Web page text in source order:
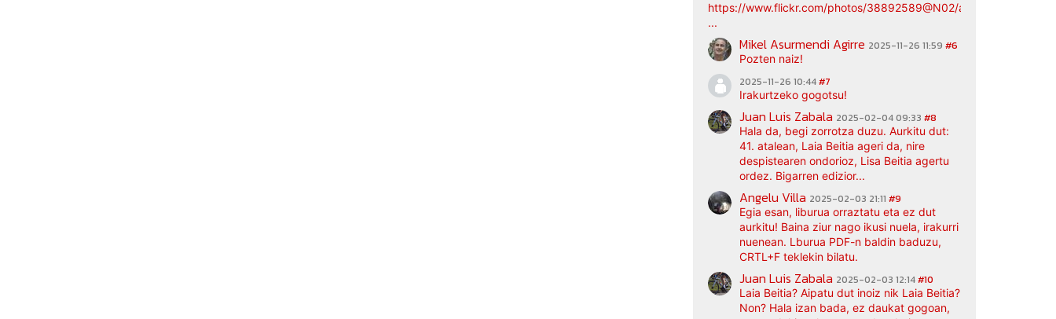
https://www.flickr.com/photos/38892589@N02/albums/
...
Mikel Asurmendi Agirre 2025-11-26 11:59 #6
Pozten naiz!
2025-11-26 10:44#7
Irakurtzeko gogotsu!
Juan Luis Zabala 2025-02-04 09:33 #8
Hala da, begi zorrotza duzu. Aurkitu dut:
41. atalean, Laia Beitia ageri da, nire
despistearen ondorioz, Lisa Beitia agertu
ordez. Bigarren edizior...
Angelu Villa 2025-02-03 21:11 #9
Egia esan, liburua orraztatu eta ez dut
aurkitu! Baina ziur nago ikusi nuela, irakurri
nuenean. Lburua PDF-n baldin baduzu,
CRTL+F teklekin bilatu.
Juan Luis Zabala 2025-02-03 12:14#10
Laia Beitia? Aipatu dut inoiz nik Laia Beitia?
Non? Hala izan bada, ez daukat gogoan,